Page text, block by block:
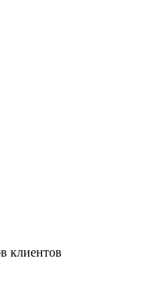
клиентов